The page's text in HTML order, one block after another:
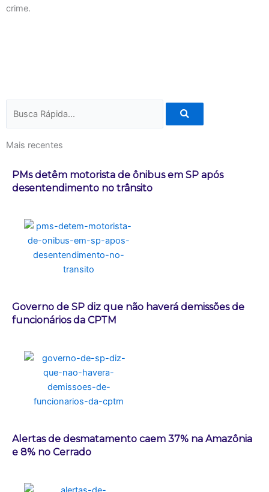
crime.
Mais recentes
PMs detêm motorista de ônibus em SP após
desentendimento no trânsito
Governo de SP diz que não haverá demissões de
funcionários da CPTM
Alertas de desmatamento caem 37% na Amazônia
e 8% no Cerrado